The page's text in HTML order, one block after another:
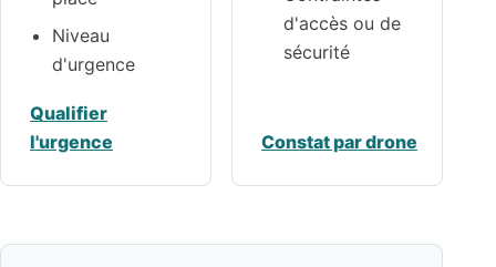
Niveau
d'urgence
Qualifier
l'urgence
d'accès ou de
sécurité
Constat par drone